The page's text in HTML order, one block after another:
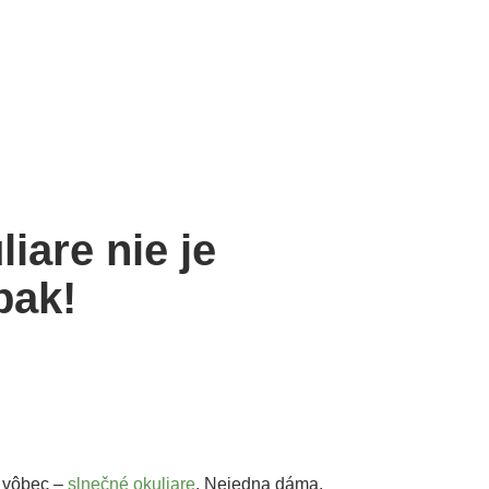
nie je
– slnečné okuliare. Nejedna dáma,